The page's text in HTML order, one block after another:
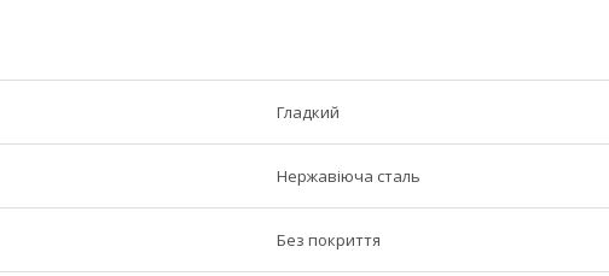
Гладкий
Нержавіюча сталь
Без покриття